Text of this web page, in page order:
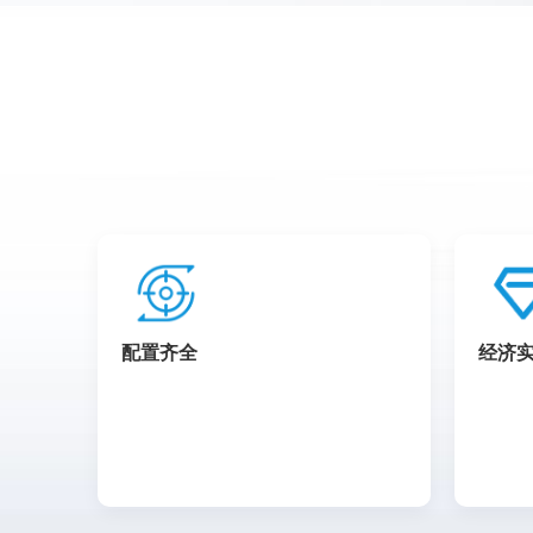
配置齐全 经济